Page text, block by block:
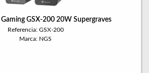
GSX-200 20W Supergraves
Referencia: GSX-200
Marca: NGS